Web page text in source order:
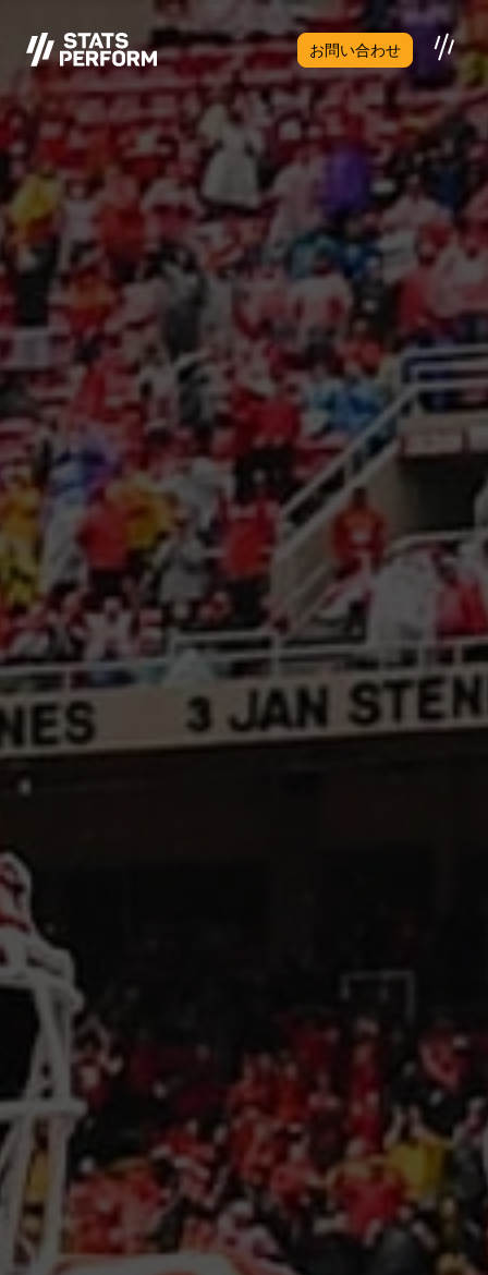
メインコンテンツへスキップ
お問い合わせ